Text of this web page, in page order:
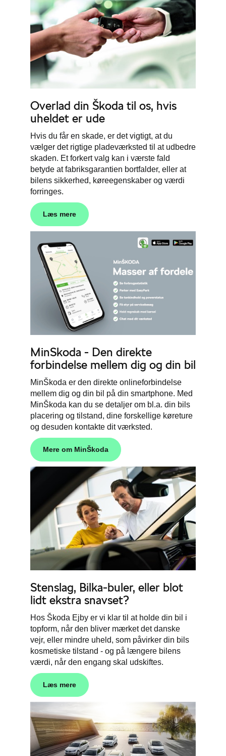
Overlad din Škoda til os, hvis
uheldet er ude
Hvis du får en skade, er det vigtigt, at du
vælger det rigtige pladeværksted til at udbedre
skaden. Et forkert valg kan i værste fald
betyde at fabriksgarantien bortfalder, eller at
bilens sikkerhed, køreegenskaber og værdi
forringes.
Læs mere
MinSkoda - Den direkte
forbindelse mellem dig og din bil
MinŠkoda er den direkte onlineforbindelse
mellem dig og din bil på din smartphone. Med
MinŠkoda kan du se detaljer om bl.a. din bils
placering og tilstand, dine forskellige køreture
og desuden kontakte dit værksted.
Mere om MinŠkoda
Stenslag, Bilka-buler, eller blot
lidt ekstra snavset?
Hos Škoda Ejby er vi klar til at holde din bil i
topform, når den bliver mærket det danske
vejr, eller mindre uheld, som påvirker din bils
kosmetiske tilstand - og på længere bilens
værdi, når den engang skal udskiftes.
Læs mere